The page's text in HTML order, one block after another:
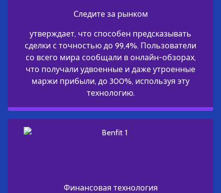
Следите за рынком
утверждает, что способен предсказывать
сделки с точностью до 99,4%. Пользователи
со всего мира сообщали в онлайн-обзорах,
что получали удвоенные и даже утроенные
маржи прибыли, до 300%, используя эту
технологию.
Финансовая технология